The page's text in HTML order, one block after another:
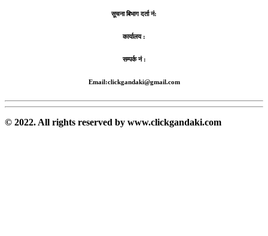
सूचना बिभाग दर्ता नं:
कार्यालय :
सम्पर्क नं :
Email:clickgandaki@gmail.com
© 2022. All rights reserved by www.clickgandaki.com